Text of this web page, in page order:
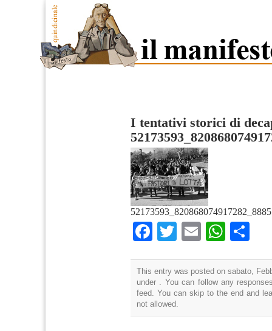
I tentativi storici di
Facebook
TwitterEmail
This entry was posted on sabato,
under . You can follow any
feed. You can skip to the end and
not allowed.